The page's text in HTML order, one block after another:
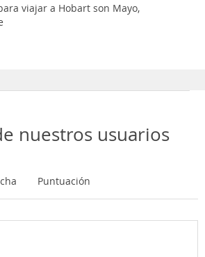
viajar a Hobart son Mayo,
nuestros usuarios
Puntuación